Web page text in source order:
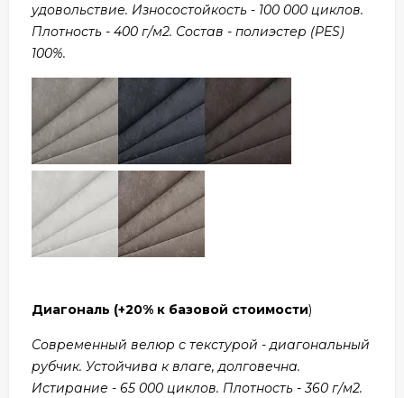
удовольствие. Износостойкость - 100 000 циклов.
Плотность - 400 г/м2. Состав - полиэстер (PES)
100%.
Диагональ (+20% к базовой стоимости)
Современный велюр с текстурой - диагональный
рубчик. Устойчива к влаге, долговечна.
Истирание - 65 000 циклов. Плотность - 360 г/м2.